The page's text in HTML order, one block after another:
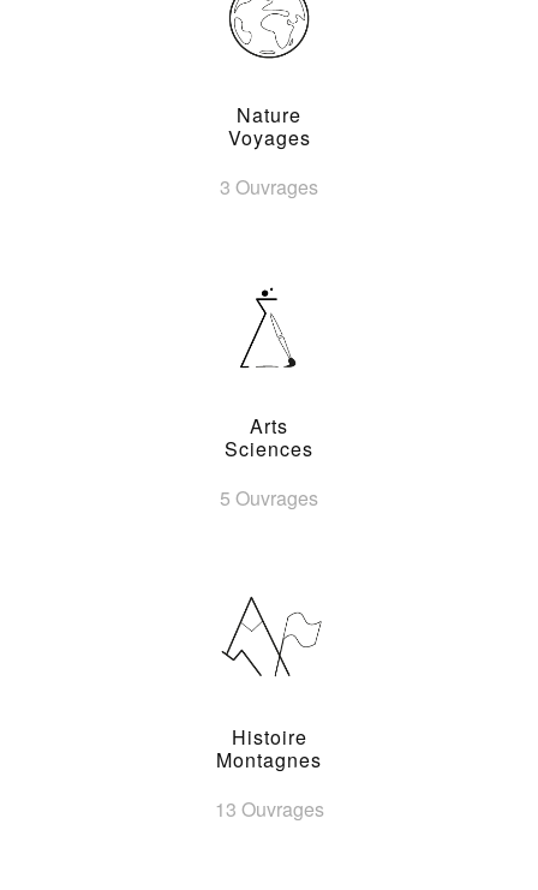
Nature
Voyages
3 Ouvrages
Arts
Sciences
5 Ouvrages
Histoire
Montagnes
13 Ouvrages